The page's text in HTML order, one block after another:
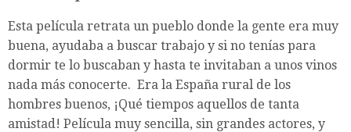
Esta película retrata un pueblo donde la gente era muy
buena, ayudaba a buscar trabajo y si no tenías para
dormir te lo buscaban y hasta te invitaban a unos vinos
nada más conocerte. Era la España rural de los
hombres buenos, ¡Qué tiempos aquellos de tanta
amistad! Película muy sencilla, sin grandes actores, y